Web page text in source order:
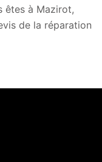
êtes à Mazirot,
de la réparation